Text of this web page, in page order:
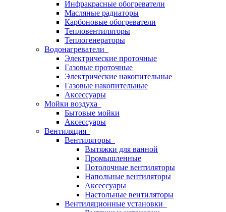
Инфракрасные обогреватели
Масляные радиаторы
Карбоновые обогреватели
Тепловентиляторы
Теплогенераторы
Водонагреватели
Электрические проточные
Газовые проточные
Электрические накопительные
Газовые накопительные
Аксессуары
Мойки воздуха
Бытовые мойки
Аксессуары
Вентиляция
Вентиляторы
Вытяжки для ванной
Промышленные
Потолочные вентиляторы
Напольные вентиляторы
Аксессуары
Настольные вентиляторы
Вентиляционные установки